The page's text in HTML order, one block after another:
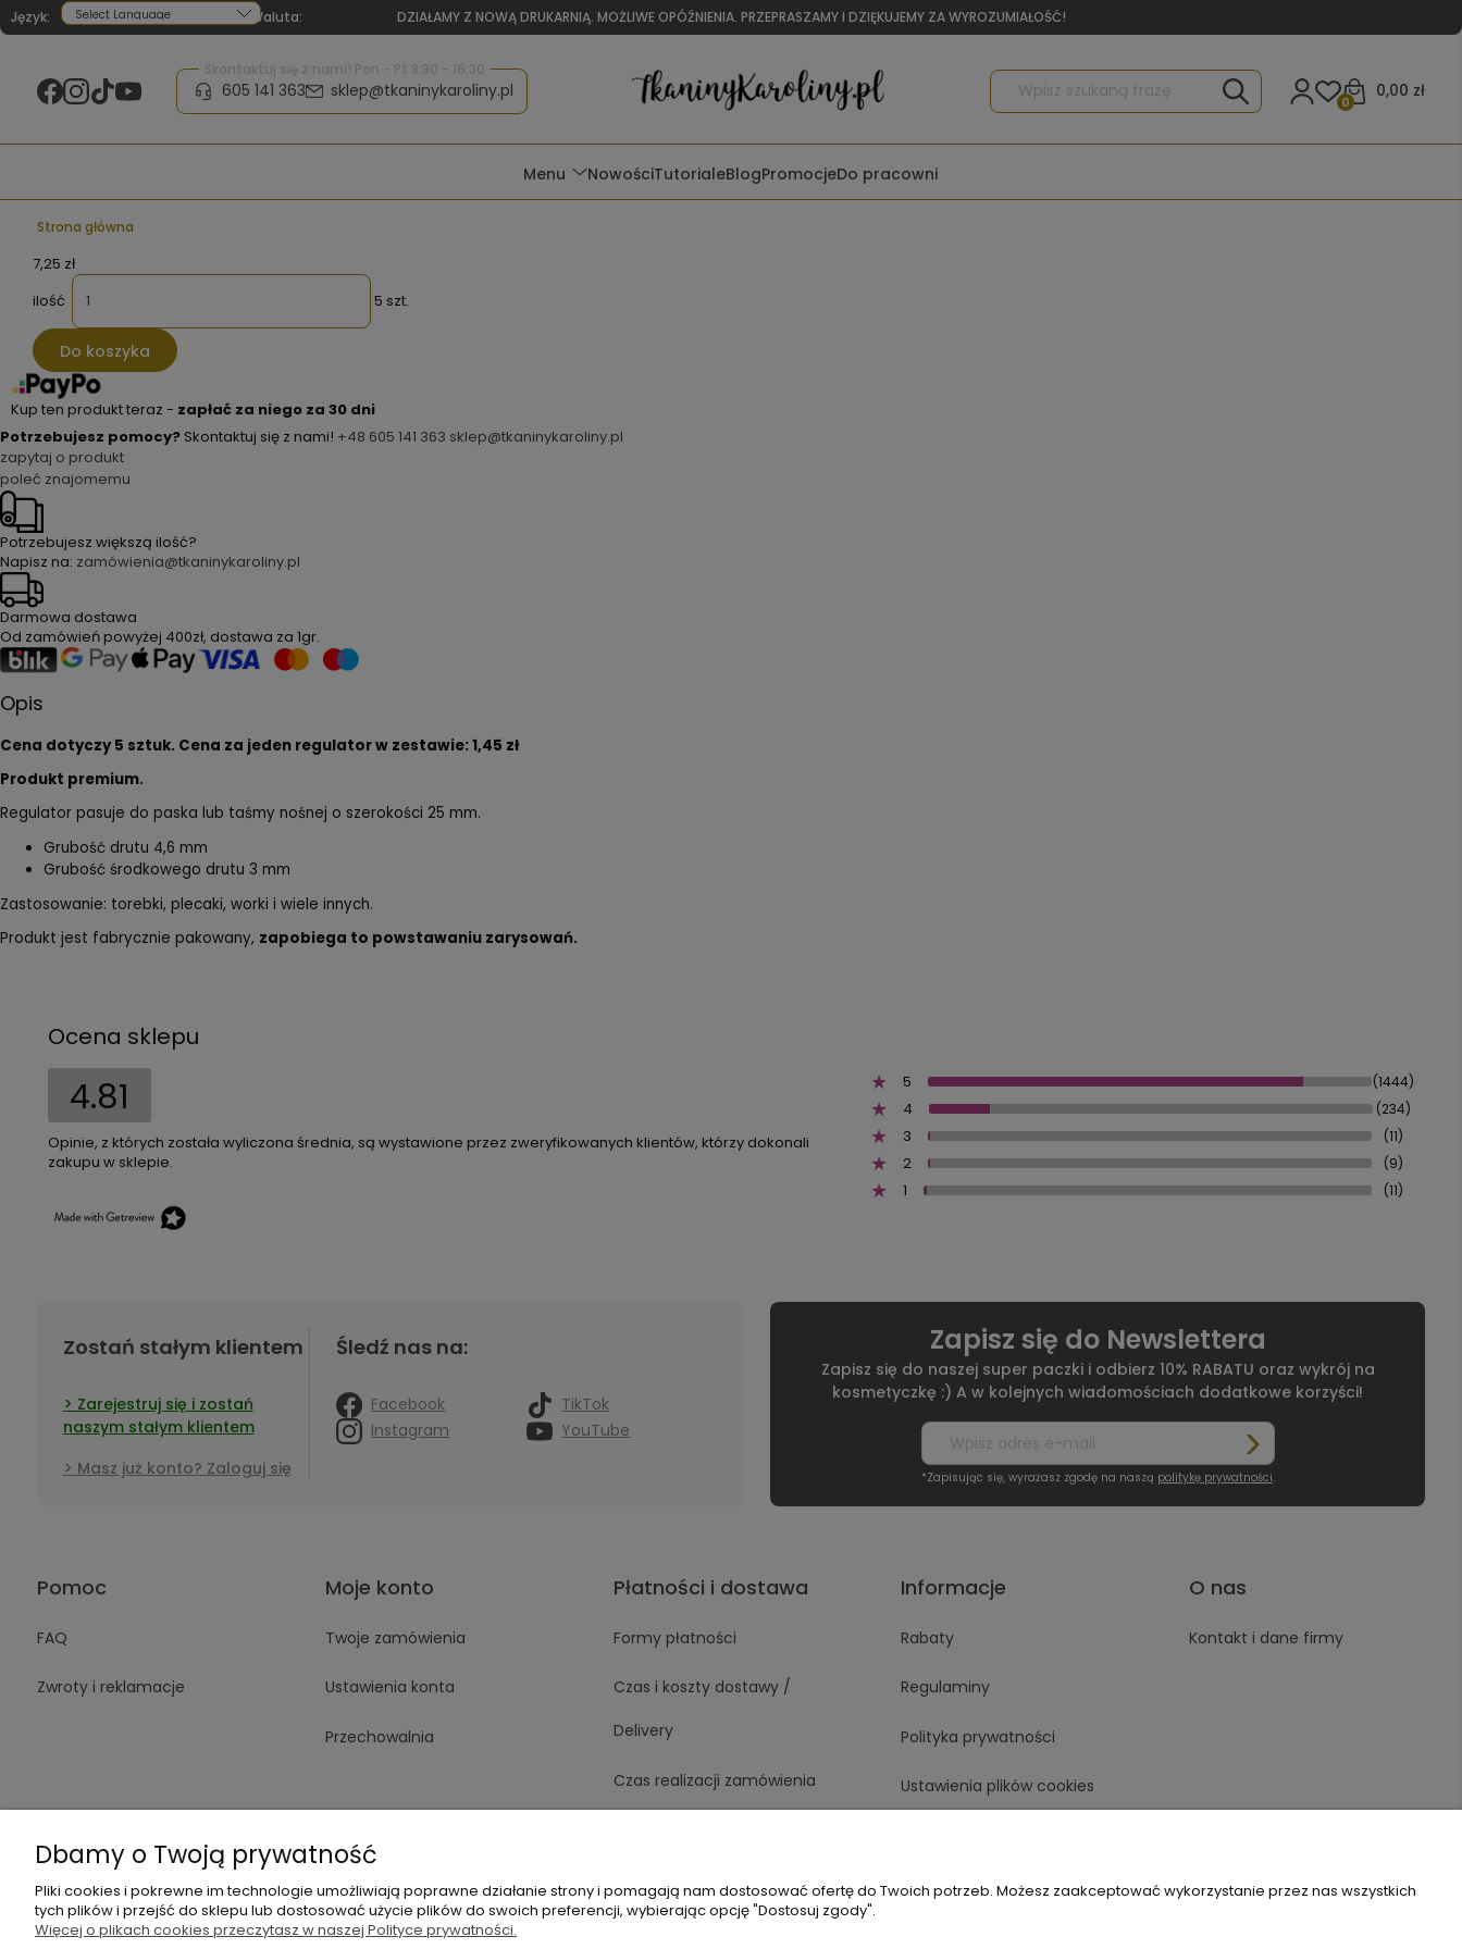
Język:
Powered by
Waluta: DZIAŁAMY Z NOWĄ DRUKARNIĄ. MOŻLIWE OPÓŹNIENIA. PRZEPRASZAMY I DZIĘKUJEMY ZA WYROZUMIAŁOŚĆ!
Skontaktuj się z nami! Pon - Pt 8:30 - 16:30
605 141 363 sklep@tkaninykaroliny.pl 0,00 zł
0
Menu NowościTutorialeBlogPromocjeDo pracowni
Strona główna
7,25 zł
ilość
5 szt.
Do koszyka
Kup ten produkt teraz - zapłać za niego za 30 dni
Potrzebujesz pomocy? Skontaktuj się z nami! +48 605 141 363 sklep@tkaninykaroliny.pl
zapytaj o produkt
poleć znajomemu
Potrzebujesz większą ilość?
Napisz na: zamówienia@tkaninykaroliny.pl
Darmowa dostawa
Od zamówień powyżej 400zł, dostawa za 1gr.
Opis
Cena dotyczy 5 sztuk. Cena za jeden regulator w zestawie: 1,45 zł
Produkt premium.
Regulator pasuje do paska lub taśmy nośnej o szerokości 25 mm.
Grubość drutu 4,6 mm
Grubość środkowego drutu 3 mm
Zastosowanie: torebki, plecaki, worki i wiele innych.
Produkt jest fabrycznie pakowany, zapobiega to powstawaniu zarysowań.
Ocena sklepu
4.81
Opinie, z których została wyliczona średnia, są wystawione przez zweryfikowanych klientów, którzy dokonali
zakupu w sklepie.
5 (1444)
4 (234)
3 (11)
2 (9)
1 (11)
Zostań stałym klientem
Zarejestruj się i zostań
naszym stałym klientem
Masz już konto? Zaloguj się
Śledź nas na:
Facebook
TikTok
Instagram
YouTube
Zapisz się do Newslettera
Zapisz się do naszej super paczki i odbierz 10% RABATU oraz wykrój na
kosmetyczkę :) A w kolejnych wiadomościach dodatkowe korzyści!
*Zapisując się, wyrażasz zgodę na naszą politykę prywatności.
Pomoc
FAQ
Zwroty i reklamacje
Moje konto
Twoje zamówienia
Ustawienia konta
Przechowalnia
Płatności i dostawa
Formy płatności
Czas i koszty dostawy /
Delivery
Czas realizacji zamówienia
Informacje
Rabaty
Regulaminy
Polityka prywatności
Ustawienia plików cookies
O nas
Kontakt i dane firmy
+48 605 141 363 Napisz do nas
Dbamy o Twoją prywatność
Pliki cookies i pokrewne im technologie umożliwiają poprawne działanie strony i pomagają nam dostosować ofertę do Twoich potrzeb. Możesz zaakceptować wykorzystanie przez nas wszystkich
tych plików i przejść do sklepu lub dostosować użycie plików do swoich preferencji, wybierając opcję "Dostosuj zgody".
Więcej o plikach cookies przeczytasz w naszej Polityce prywatności.